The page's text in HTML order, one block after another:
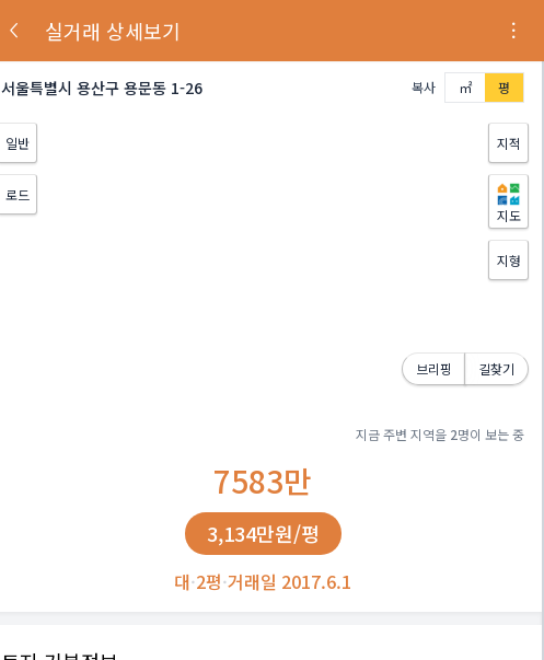
실거래 상세보기
서울특별시 용산구 용문동 1-26 복사 ㎡ 평
일반
로드
지적
지도
지형
브리핑 길찾기
지금 주변 지역을 2명이 보는 중
7583만
3,134만원/평
대·2평·거래일 2017.6.1